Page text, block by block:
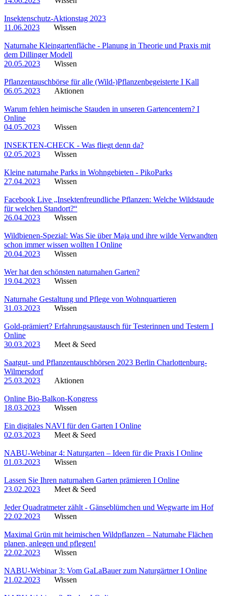
Insektenschutz-Aktionstag 2023
11.06.2023
Wissen
Naturnahe Kleingartenfläche - Planung in Theorie und Praxis mit
dem Dillinger Modell
20.05.2023
Wissen
Pflanzentauschbörse für alle (Wild-)Pflanzenbegeisterte I Kall
06.05.2023
Aktionen
Warum fehlen heimische Stauden in unseren Gartencentern? I
Online
04.05.2023
Wissen
INSEKTEN-CHECK - Was fliegt denn da?
02.05.2023
Wissen
Kleine naturnahe Parks in Wohngebieten - PikoParks
27.04.2023
Wissen
Facebook Live „Insektenfreundliche Pflanzen: Welche Wildstaude
für welchen Standort?“
26.04.2023
Wissen
Wildbienen-Spezial: Was Sie über Maja und ihre wilde Verwandten
schon immer wissen wollten I Online
20.04.2023
Wissen
Wer hat den schönsten naturnahen Garten?
19.04.2023
Wissen
Naturnahe Gestaltung und Pflege von Wohnquartieren
31.03.2023
Wissen
Gold-prämiert? Erfahrungsaustausch für Testerinnen und Testern I
Online
30.03.2023
Meet & Seed
Saatgut- und Pflanzentauschbörsen 2023 Berlin Charlottenburg-
Wilmersdorf
25.03.2023
Aktionen
Online Bio-Balkon-Kongress
18.03.2023
Wissen
Ein digitales NAVI für den Garten I Online
02.03.2023
Meet & Seed
NABU-Webinar 4: Naturgarten – Ideen für die Praxis I Online
01.03.2023
Wissen
Lassen Sie Ihren naturnahen Garten prämieren I Online
23.02.2023
Meet & Seed
Jeder Quadratmeter zählt - Gänseblümchen und Wegwarte im Hof
22.02.2023
Wissen
Maximal Grün mit heimischen Wildpflanzen – Naturnahe Flächen
planen, anlegen und pflegen!
22.02.2023
Wissen
NABU-Webinar 3: Vom GaLaBauer zum Naturgärtner I Online
21.02.2023
Wissen